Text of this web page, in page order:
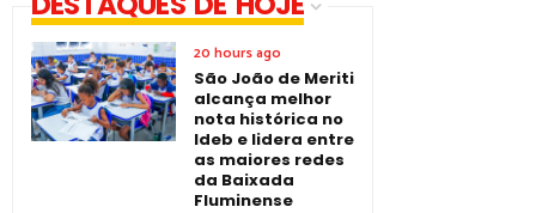
20 hours ago
São João de Meriti
alcança melhor
nota histórica no
Ideb e lidera entre
as maiores redes
da Baixada
Fluminense